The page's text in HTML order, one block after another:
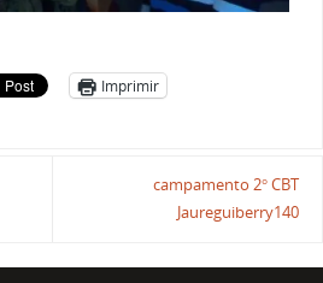
Imprimir
campamento 2° CBT
Jaureguiberry140